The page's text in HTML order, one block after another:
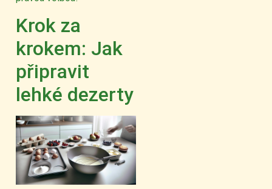
Krok za
krokem: Jak
připravit
lehké dezerty